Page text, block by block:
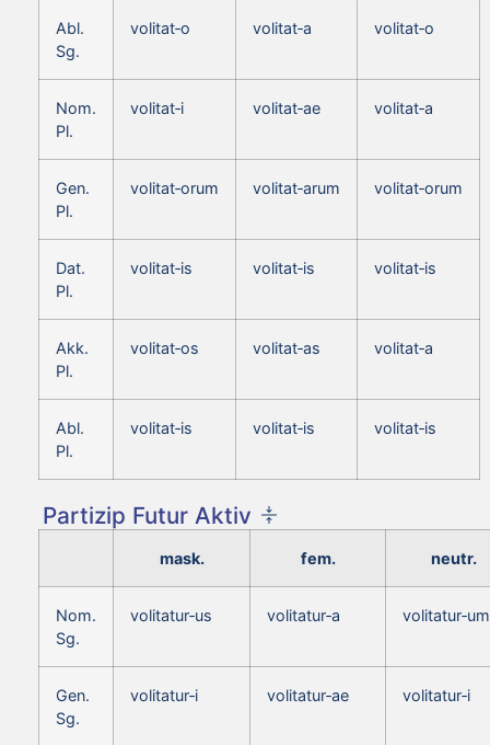
Abl.
Sg.
volitat‑o volitat‑a volitat‑o
Nom.
Pl.
volitat‑i volitat‑ae volitat‑a
Gen.
Pl.
volitat‑orum volitat‑arum volitat‑orum
Dat.
Pl.
volitat‑is volitat‑is volitat‑is
Akk.
Pl.
volitat‑os volitat‑as volitat‑a
Abl.
Pl.
volitat‑is volitat‑is volitat‑is
Partizip Futur Aktiv
mask. fem. neutr.
Nom.
Sg.
volitatur‑us volitatur‑a volitatur‑um
Gen.
Sg.
volitatur‑i volitatur‑ae volitatur‑i